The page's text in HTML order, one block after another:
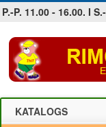
P.-P. 11.00 - 16.00. I
Jobs at sea and
KATALOGS